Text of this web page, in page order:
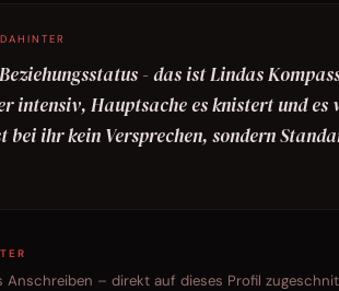
- das ist Lindas
intensiv, Hauptsache es knistert und
bei ihr kein Versprechen, sondern
Anschreiben – direkt auf dieses Profil